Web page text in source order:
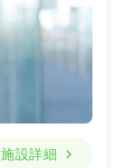
施設詳細